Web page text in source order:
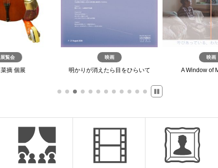
展覧会
摘 個展
映画
明かりが消えたら目をひらいて
映画
A Window of